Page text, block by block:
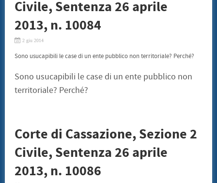
Civile, Sentenza 26 aprile
2013, n. 10084
2 giu 2014
Sono usucapibili le case di un ente pubblico non territoriale? Perché?
Sono usucapibili le case di un ente pubblico non
territoriale? Perché?
Corte di Cassazione, Sezione 2
Civile, Sentenza 26 aprile
2013, n. 10086